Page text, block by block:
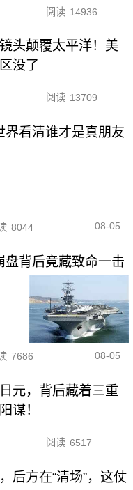
阅读 14936
头颠覆太平洋！美
没了
阅读 13709
界看清谁才是真朋友
8044 08-05
背后竟藏致命一击
7686 08-05
元，背后藏着三重
谋！
阅读 6517
后方在“清场”，这仗